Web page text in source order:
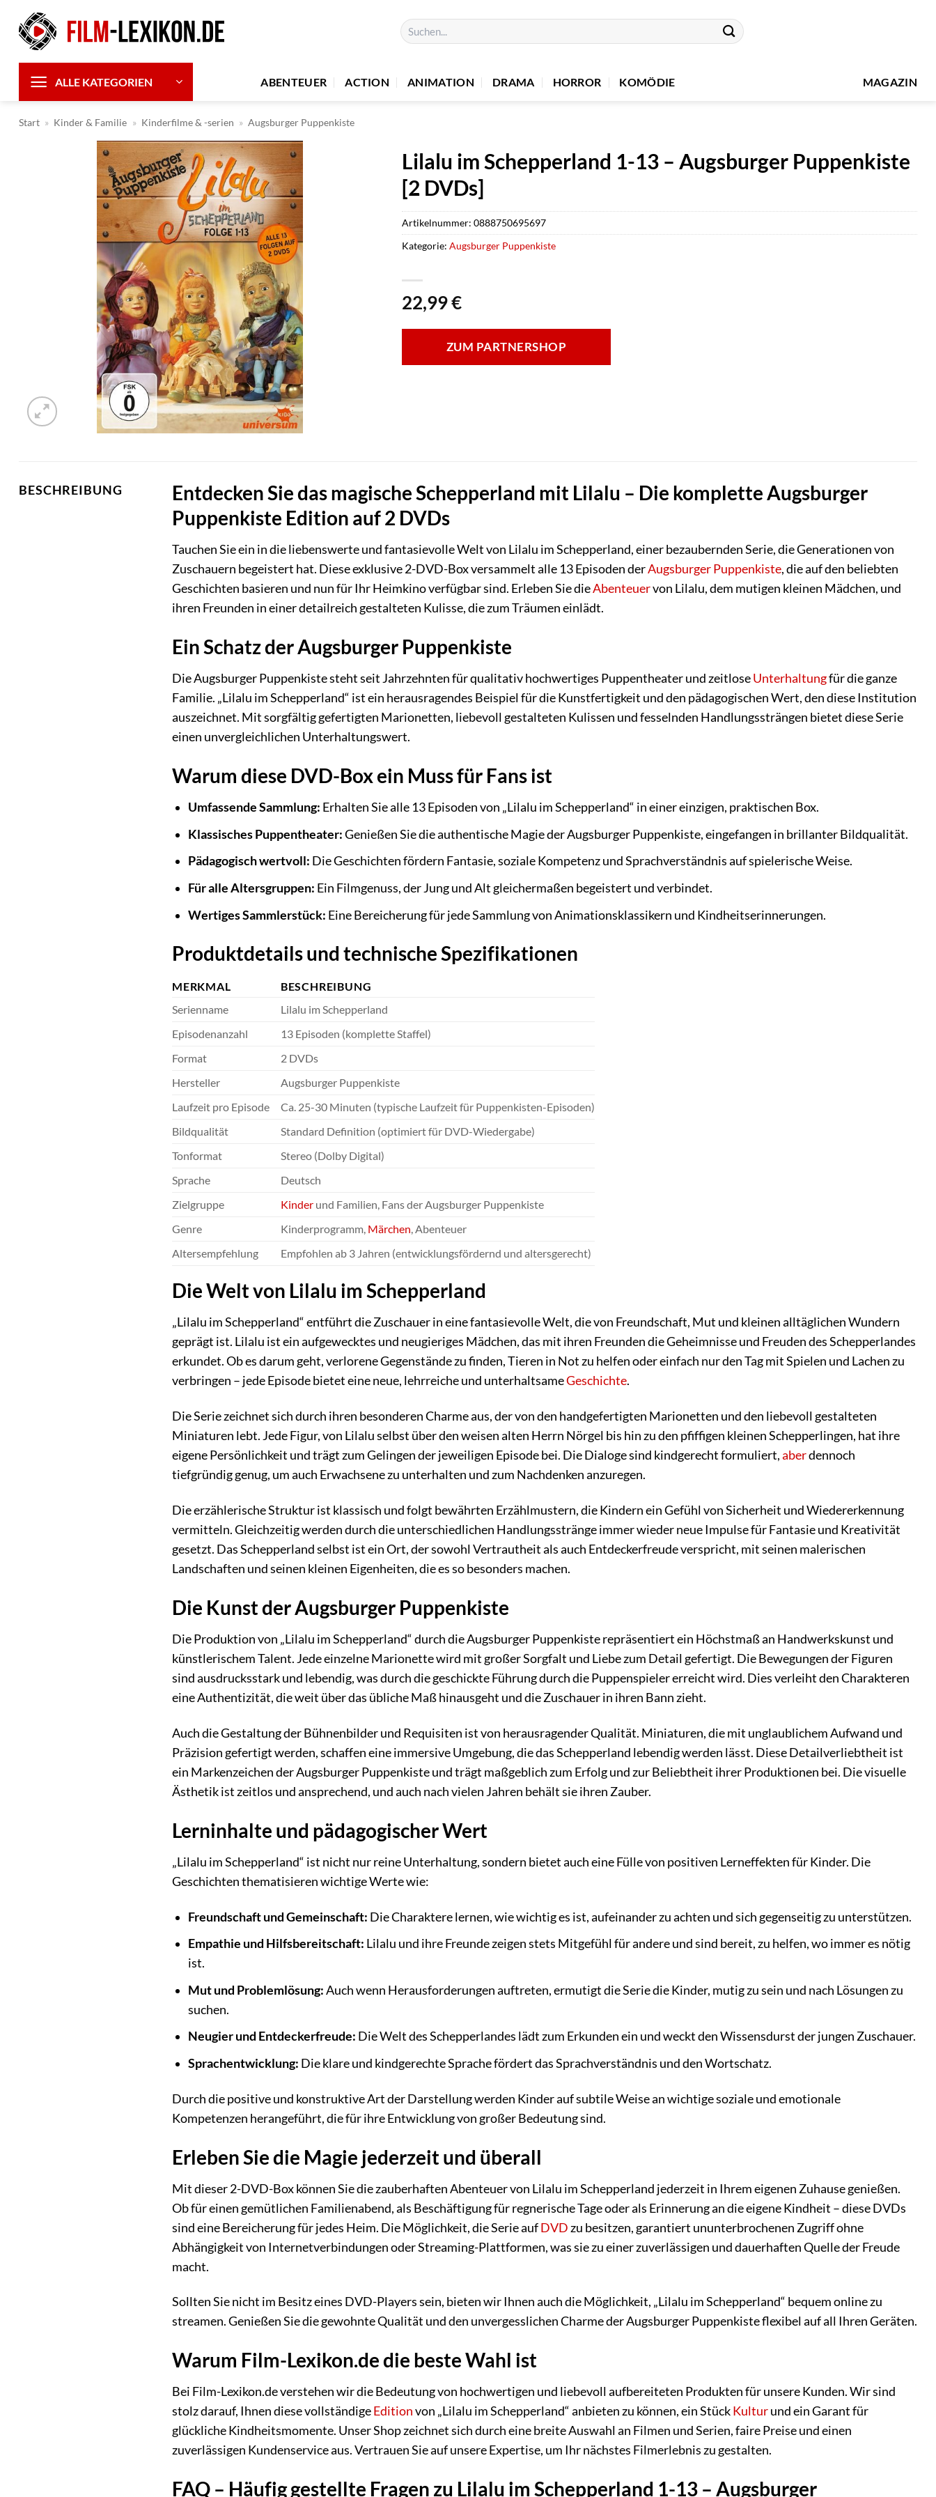
Inhalt
springen
Suchen
nach:
ALLE KATEGORIEN ABENTEUER ACTION ANIMATION DRAMA HORROR KOMÖDIE MAGAZIN
Start » Kinder & Familie » Kinderfilme & -serien » Augsburger Puppenkiste
Lilalu im Schepperland 1-13 – Augsburger Puppenkiste
[2 DVDs]
22,99€
ZUM PARTNERSHOP
Artikelnummer: 0888750695697
Kategorie: Augsburger Puppenkiste
BESCHREIBUNG
Entdecken Sie das magische Schepperland mit Lilalu – Die komplette Augsburger
Puppenkiste Edition auf 2 DVDs
Tauchen Sie ein in die liebenswerte und fantasievolle Welt von Lilalu im Schepperland, einer bezaubernden Serie, die Generationen von
Zuschauern begeistert hat. Diese exklusive 2-DVD-Box versammelt alle 13 Episoden derAugsburger Puppenkiste, die auf den beliebten
Geschichten basieren und nun für Ihr Heimkino verfügbar sind. Erleben Sie dieAbenteuervon Lilalu, dem mutigen kleinen Mädchen, und
ihren Freunden in einer detailreich gestalteten Kulisse, die zum Träumen einlädt.
Ein Schatz der Augsburger Puppenkiste
Die Augsburger Puppenkiste steht seit Jahrzehnten für qualitativ hochwertiges Puppentheater und zeitloseUnterhaltungfür die ganze
Familie. „Lilalu im Schepperland“ ist ein herausragendes Beispiel für die Kunstfertigkeit und den pädagogischen Wert, den diese Institution
auszeichnet. Mit sorgfältig gefertigten Marionetten, liebevoll gestalteten Kulissen und fesselnden Handlungssträngen bietet diese Serie
einen unvergleichlichen Unterhaltungswert.
Warum diese DVD-Box ein Muss für Fans ist
Umfassende Sammlung: Erhalten Sie alle 13 Episoden von „Lilalu im Schepperland“ in einer einzigen, praktischen Box.
Klassisches Puppentheater:Genießen Sie die authentische Magie der Augsburger Puppenkiste, eingefangen in brillanter Bildqualität.
Pädagogisch wertvoll: Die Geschichten fördern Fantasie, soziale Kompetenz und Sprachverständnis auf spielerische Weise.
Für alle Altersgruppen: Ein Filmgenuss, der Jung und Alt gleichermaßen begeistert und verbindet.
Wertiges Sammlerstück: Eine Bereicherung für jede Sammlung von Animationsklassikern und Kindheitserinnerungen.
Produktdetails und technische Spezifikationen
MERKMAL
BESCHREIBUNG
Serienname
Lilalu im Schepperland
Episodenanzahl
13 Episoden (komplette Staffel)
Format
2 DVDs
Hersteller
Augsburger Puppenkiste
Laufzeit pro Episode
Ca. 25-30 Minuten (typische Laufzeit für Puppenkisten-Episoden)
Bildqualität
Standard Definition (optimiert für DVD-Wiedergabe)
Tonformat
Stereo (Dolby Digital)
Sprache
Deutsch
Zielgruppe
Kinderund Familien, Fans der Augsburger Puppenkiste
Genre
Kinderprogramm, Märchen , Abenteuer
Altersempfehlung
Empfohlen ab 3 Jahren (entwicklungsfördernd und altersgerecht)
Die Welt von Lilalu im Schepperland
„Lilalu im Schepperland“ entführt die Zuschauer in eine fantasievolle Welt, die von Freundschaft, Mut und kleinen alltäglichen Wundern
geprägt ist. Lilalu ist ein aufgewecktes und neugieriges Mädchen, das mit ihren Freunden die Geheimnisse und Freuden des Schepperlandes
erkundet. Ob es darum geht, verlorene Gegenstände zu finden, Tieren in Not zu helfen oder einfach nur den Tag mit Spielen und Lachen zu
verbringen – jede Episode bietet eine neue, lehrreiche und unterhaltsameGeschichte.
Die Serie zeichnet sich durch ihren besonderen Charme aus, der von den handgefertigten Marionetten und den liebevoll gestalteten
Miniaturen lebt. Jede Figur, von Lilalu selbst über den weisen alten Herrn Nörgel bis hin zu den pfiffigen kleinen Schepperlingen, hat ihre
eigene Persönlichkeit und trägt zum Gelingen der jeweiligen Episode bei. Die Dialoge sind kindgerecht formuliert,aberdennoch
tiefgründig genug, um auch Erwachsene zu unterhalten und zum Nachdenken anzuregen.
Die erzählerische Struktur ist klassisch und folgt bewährten Erzählmustern, die Kindern ein Gefühl von Sicherheit und Wiedererkennung
vermitteln. Gleichzeitig werden durch die unterschiedlichen Handlungsstränge immer wieder neue Impulse für Fantasie und Kreativität
gesetzt. Das Schepperland selbst ist ein Ort, der sowohl Vertrautheit als auch Entdeckerfreude verspricht, mit seinen malerischen
Landschaften und seinen kleinen Eigenheiten, die es so besonders machen.
Die Kunst der Augsburger Puppenkiste
Die Produktion von „Lilalu im Schepperland“ durch die Augsburger Puppenkiste repräsentiert ein Höchstmaß an Handwerkskunst und
künstlerischem Talent. Jede einzelne Marionette wird mit großer Sorgfalt und Liebe zum Detail gefertigt. Die Bewegungen der Figuren
sind ausdrucksstark und lebendig, was durch die geschickte Führung durch die Puppenspieler erreicht wird. Dies verleiht den Charakteren
eine Authentizität, die weit über das übliche Maß hinausgeht und die Zuschauer in ihren Bann zieht.
Auch die Gestaltung der Bühnenbilder und Requisiten ist von herausragender Qualität. Miniaturen, die mit unglaublichem Aufwand und
Präzision gefertigt werden, schaffen eine immersive Umgebung, die das Schepperland lebendig werden lässt. Diese Detailverliebtheit ist
ein Markenzeichen der Augsburger Puppenkiste und trägt maßgeblich zum Erfolg und zur Beliebtheit ihrer Produktionen bei. Die visuelle
Ästhetik ist zeitlos und ansprechend, und auch nach vielen Jahren behält sie ihren Zauber.
Lerninhalte und pädagogischer Wert
„Lilalu im Schepperland“ ist nicht nur reine Unterhaltung, sondern bietet auch eine Fülle von positiven Lerneffekten für Kinder. Die
Geschichten thematisieren wichtige Werte wie:
Freundschaft und Gemeinschaft: Die Charaktere lernen, wie wichtig es ist, aufeinander zu achten und sich gegenseitig zu unterstützen.
Empathie und Hilfsbereitschaft: Lilalu und ihre Freunde zeigen stets Mitgefühl für andere und sind bereit, zu helfen, wo immer es nötig
ist.
Mut und Problemlösung:Auch wenn Herausforderungen auftreten, ermutigt die Serie die Kinder, mutig zu sein und nach Lösungen zu
suchen.
Neugier und Entdeckerfreude: Die Welt des Schepperlandes lädt zum Erkunden ein und weckt den Wissensdurst der jungen Zuschauer.
Sprachentwicklung: Die klare und kindgerechte Sprache fördert das Sprachverständnis und den Wortschatz.
Durch die positive und konstruktive Art der Darstellung werden Kinder auf subtile Weise an wichtige soziale und emotionale
Kompetenzen herangeführt, die für ihre Entwicklung von großer Bedeutung sind.
Erleben Sie die Magie jederzeit und überall
Mit dieser 2-DVD-Box können Sie die zauberhaften Abenteuer von Lilalu im Schepperland jederzeit in Ihrem eigenen Zuhause genießen.
Ob für einen gemütlichen Familienabend, als Beschäftigung für regnerische Tage oder als Erinnerung an die eigene Kindheit – diese DVDs
sind eine Bereicherung für jedes Heim. Die Möglichkeit, die Serie aufDVDzu besitzen, garantiert ununterbrochenen Zugriff ohne
Abhängigkeit von Internetverbindungen oder Streaming-Plattformen, was sie zu einer zuverlässigen und dauerhaften Quelle der Freude
macht.
Sollten Sie nicht im Besitz eines DVD-Players sein, bieten wir Ihnen auch die Möglichkeit, „Lilalu im Schepperland“ bequem online zu
streamen. Genießen Sie die gewohnte Qualität und den unvergesslichen Charme der Augsburger Puppenkiste flexibel auf all Ihren Geräten.
Warum Film-Lexikon.de die beste Wahl ist
Bei Film-Lexikon.de verstehen wir die Bedeutung von hochwertigen und liebevoll aufbereiteten Produkten für unsere Kunden. Wir sind
stolz darauf, Ihnen diese vollständigeEditionvon „Lilalu im Schepperland“ anbieten zu können, ein StückKulturund ein Garant für
glückliche Kindheitsmomente. Unser Shop zeichnet sich durch eine breite Auswahl an Filmen und Serien, faire Preise und einen
zuverlässigen Kundenservice aus. Vertrauen Sie auf unsere Expertise, um Ihr nächstes Filmerlebnis zu gestalten.
FAQ – Häufig gestellte Fragen zu Lilalu im Schepperland 1-13 – Augsburger